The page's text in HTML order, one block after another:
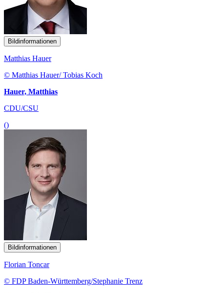
Bildinformationen
Matthias Hauer
© Matthias Hauer/ Tobias Koch
Hauer, Matthias
CDU/CSU
()
Bildinformationen
Florian Toncar
© FDP Baden-Württemberg/Stephanie Trenz